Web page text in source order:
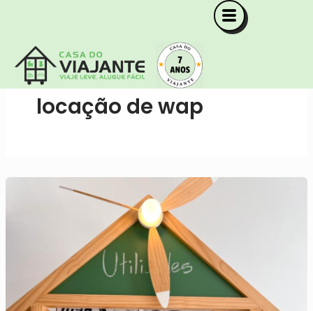
conteúdo
locação de wap